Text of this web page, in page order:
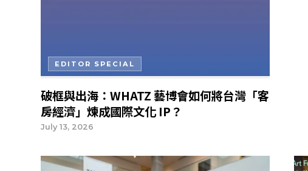
EDITOR SPECIAL
破框與出海：WHATZ 藝博會如何將台灣「客
房經濟」煉成國際文化 IP？
July 13, 2026